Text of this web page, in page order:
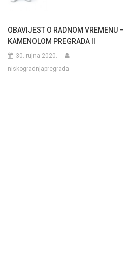
OBAVIJEST O RADNOM VREMENU –
KAMENOLOM PREGRADA II
30. rujna 2020.
niskogradnjapregrada